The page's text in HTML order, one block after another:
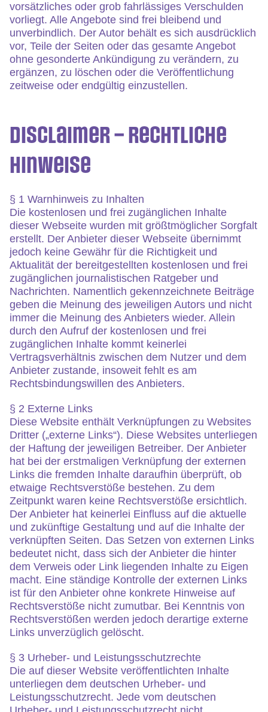
vorsätzliches oder grob fahrlässiges Verschulden
vorliegt. Alle Angebote sind frei bleibend und
unverbindlich. Der Autor behält es sich ausdrücklich
vor, Teile der Seiten oder das gesamte Angebot
ohne gesonderte Ankündigung zu verändern, zu
ergänzen, zu löschen oder die Veröffentlichung
zeitweise oder endgültig einzustellen.
Disclaimer – rechtliche
Hinweise
§ 1 Warnhinweis zu Inhalten
Die kostenlosen und frei zugänglichen Inhalte
dieser Webseite wurden mit größtmöglicher Sorgfalt
erstellt. Der Anbieter dieser Webseite übernimmt
jedoch keine Gewähr für die Richtigkeit und
Aktualität der bereitgestellten kostenlosen und frei
zugänglichen journalistischen Ratgeber und
Nachrichten. Namentlich gekennzeichnete Beiträge
geben die Meinung des jeweiligen Autors und nicht
immer die Meinung des Anbieters wieder. Allein
durch den Aufruf der kostenlosen und frei
zugänglichen Inhalte kommt keinerlei
Vertragsverhältnis zwischen dem Nutzer und dem
Anbieter zustande, insoweit fehlt es am
Rechtsbindungswillen des Anbieters.
§ 2 Externe Links
Diese Website enthält Verknüpfungen zu Websites
Dritter („externe Links“). Diese Websites unterliegen
der Haftung der jeweiligen Betreiber. Der Anbieter
hat bei der erstmaligen Verknüpfung der externen
Links die fremden Inhalte daraufhin überprüft, ob
etwaige Rechtsverstöße bestehen. Zu dem
Zeitpunkt waren keine Rechtsverstöße ersichtlich.
Der Anbieter hat keinerlei Einfluss auf die aktuelle
und zukünftige Gestaltung und auf die Inhalte der
verknüpften Seiten. Das Setzen von externen Links
bedeutet nicht, dass sich der Anbieter die hinter
dem Verweis oder Link liegenden Inhalte zu Eigen
macht. Eine ständige Kontrolle der externen Links
ist für den Anbieter ohne konkrete Hinweise auf
Rechtsverstöße nicht zumutbar. Bei Kenntnis von
Rechtsverstößen werden jedoch derartige externe
Links unverzüglich gelöscht.
§ 3 Urheber- und Leistungsschutzrechte
Die auf dieser Website veröffentlichten Inhalte
unterliegen dem deutschen Urheber- und
Leistungsschutzrecht. Jede vom deutschen